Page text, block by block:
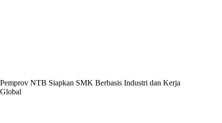
Pemprov NTB Siapkan SMK Berbasis Industri dan Kerja
Global